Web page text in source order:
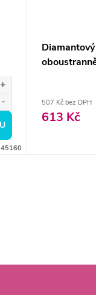
507 Kč bez DPH
613 Kč